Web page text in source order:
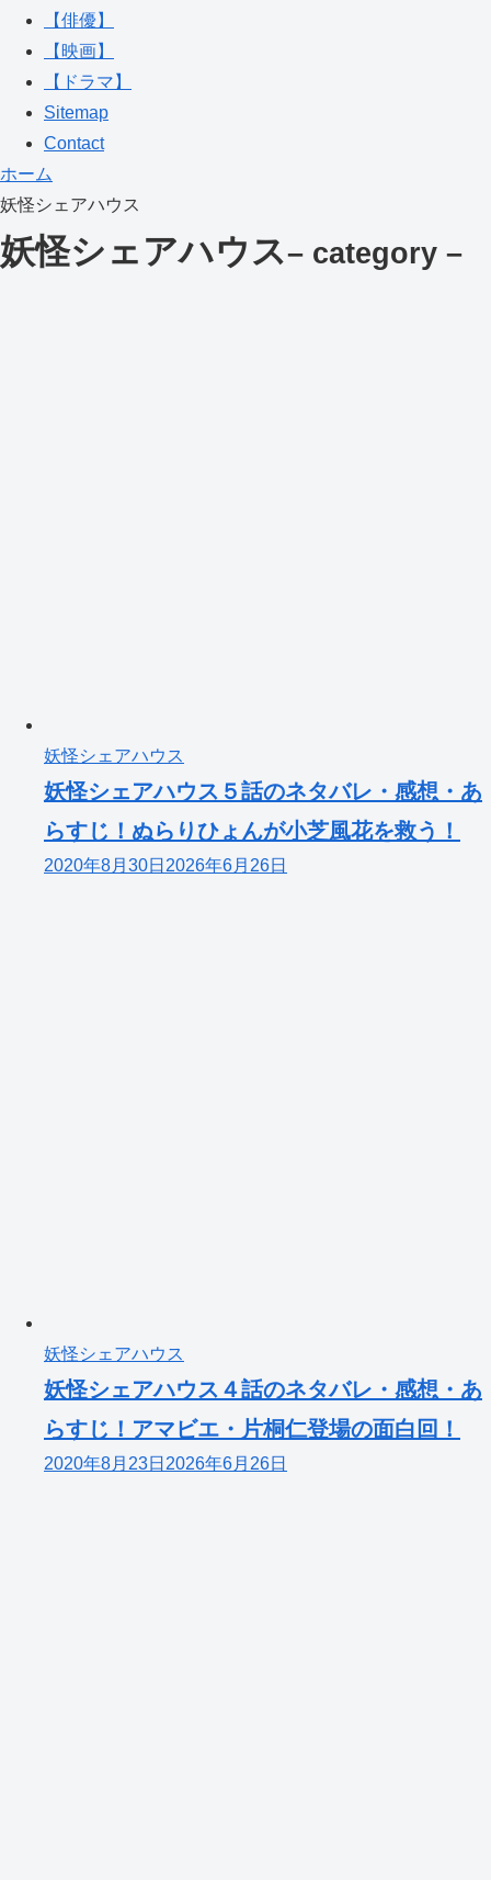
【俳優】
【映画】
【ドラマ】
Sitemap
Contact
ホーム
妖怪シェアハウス
妖怪シェアハウス– category –
妖怪シェアハウス
妖怪シェアハウス５話のネタバレ・感想・あ
らすじ！ぬらりひょんが小芝風花を救う！
2020年8月30日 2026年6月26日
妖怪シェアハウス
妖怪シェアハウス４話のネタバレ・感想・あ
らすじ！アマビエ・片桐仁登場の面白回！
2020年8月23日 2026年6月26日